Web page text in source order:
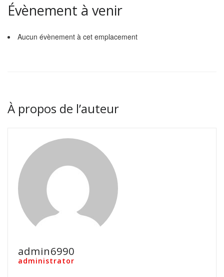
Évènement à venir
Aucun évènement à cet emplacement
À propos de l’auteur
admin6990
administrator